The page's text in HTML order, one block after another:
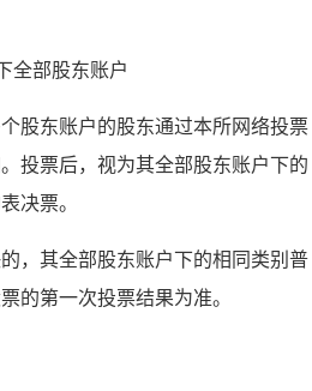
全部股东账户
股东账户的股东通过本所网络投票
投票后，视为其全部股东账户下的
决票。
，其全部股东账户下的相同类别普
的第一次投票结果为准。